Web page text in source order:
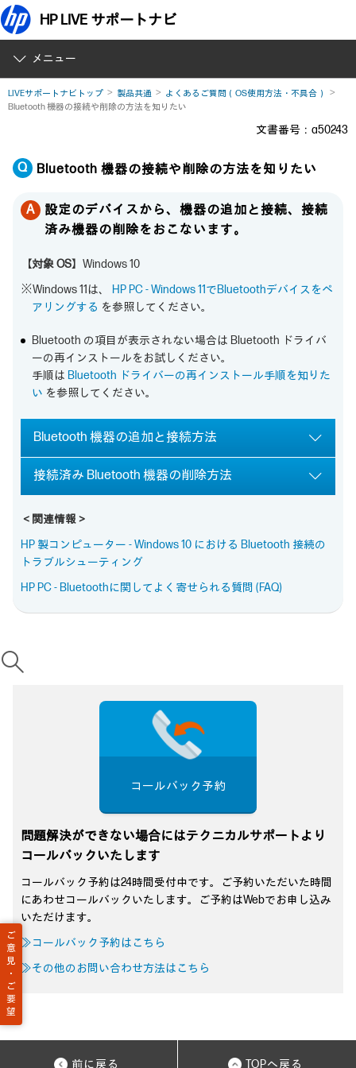
HP LIVE サポートナビ
メニュー
LIVEサポートナビトップ 製品共通
よくあるご質問（OS使用方法・不具合）
Bluetooth 機器の接続や削除の方法を知りたい
文書番号：a50243
Bluetooth 機器の接続や削除の方法を知りたい
設定のデバイスから、機器の追加と接続、接続
済み機器の削除をおこないます。
【対象 OS】 Windows 10
※Windows 11は、
HP PC - Windows 11でBluetoothデバイスをペ
アリングする を参照してください。
Bluetooth の項目が表示されない場合は Bluetooth ドライバ
ーの再インストールをお試しください。
手順は Bluetooth ドライバーの再インストール手順を知りた
い を参照してください。
Bluetooth 機器の追加と接続方法
接続済み Bluetooth 機器の削除方法
＜関連情報＞
HP 製コンピューター - Windows 10 における Bluetooth 接続の
トラブルシューティング
HP PC - Bluetoothに関してよく寄せられる質問 (FAQ)
前に戻る TOPへ戻る
ご
意
見
・
ご
要
望
コールバック予約
問題解決ができない場合にはテクニカルサポートより
コールバックいたします
コールバック予約は24時間受付中です。ご予約いただいた時間
にあわせコールバックいたします。ご予約はWebでお申し込み
いただけます。
≫コールバック予約はこちら
≫その他のお問い合わせ方法はこちら